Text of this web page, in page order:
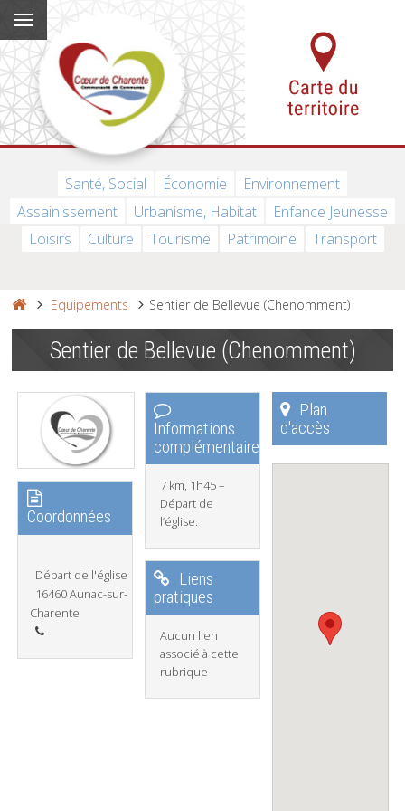
Santé, Social Économie
Environnement
Assainissement
Urbanisme, Habitat
Enfance Jeunesse
Loisirs
Culture Tourisme Patrimoine Transport
Equipements Sentier de Bellevue (Chenomment)
Sentier de Bellevue (Chenomment)
Coordonnées
Départ de l'église
16460 Aunac-sur-
Charente
Informations
complémentaires
7 km, 1h45 –
Départ de
l’église.
Liens
pratiques
Aucun lien
associé à cette
rubrique
Plan
d'accès